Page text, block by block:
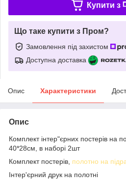
Купити з
Що таке купити з Пром?
Замовлення під захистом
Доступна доставка
Опис Характеристики
Опис
Комплект інтер"єрних постерів на
40*28см, в наборі 2шт
Комплект постерів, полотно на
Інтер'єрний друк на полотні